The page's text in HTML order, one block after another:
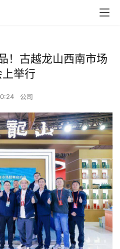
！古越龙山西南市场
举行
公司